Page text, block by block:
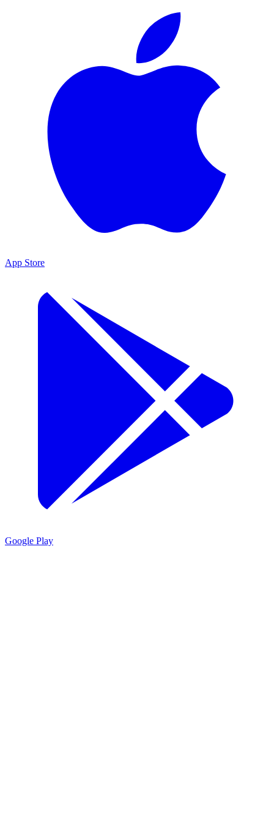
App Store
Google Play